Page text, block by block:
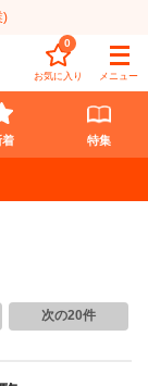
)
お気に入り
0
メニュー
着 特集
次の20件